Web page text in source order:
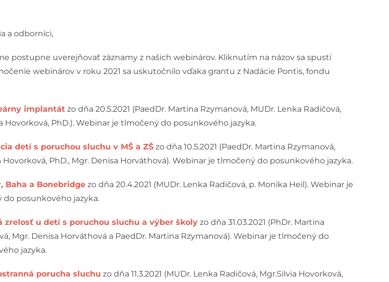
a odborníci,
postupne uverejňovať záznamy z našich webinárov. Kliknutím na názov sa spustí
webinárov v roku 2021 sa uskutočnilo vďaka grantu z Nadácie Pontis, fondu
implantátzo dňa 20.5.2021 (PaedDr. Martina Rzymanová, MUDr. Lenka Radičová,
Hovorková, PhD.). Webinar je tlmočený do posunkového jazyka.
detí s poruchou sluchu v MŠ a ZŠzo dňa 10.5.2021 (PaedDr. Martina Rzymanová,
Hovorková, PhD., Mgr. Denisa Horváthová). Webinar je tlmočený do posunkového jazyka.
Baha a Bonebridgezo dňa 20.4.2021 (MUDr. Lenka Radičová, p. Monika Heil). Webinar je
do posunkového jazyka.
zrelosť u detí s poruchou sluchu a výber školyzo dňa 31.03.2021 (PhDr. Martina
Mgr. Denisa Horváthová a PaedDr. Martina Rzymanová). Webinar je tlmočený do
jazyka.
porucha sluchu zo dňa 11.3.2021 (MUDr. Lenka Radičová, Mgr.Silvia Hovorková,